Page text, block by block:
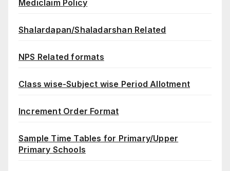
Mediclaim Policy
Shalardapan/Shaladarshan Related
NPS Related formats
Class wise-Subject wise Period Allotment
Increment Order Format
Sample Time Tables for Primary/Upper
Primary Schools